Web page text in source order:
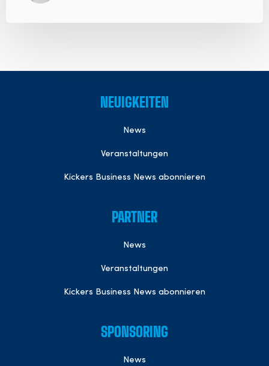
NEUIGKEITEN
News
Veranstaltungen
Kickers Business News abonnieren
PARTNER
News
Veranstaltungen
Kickers Business News abonnieren
SPONSORING
News